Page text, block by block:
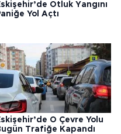
Otluk Yangını
Yol Açtı
O Çevre Yolu
Trafiğe Kapandı